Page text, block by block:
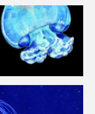
干潟
形態